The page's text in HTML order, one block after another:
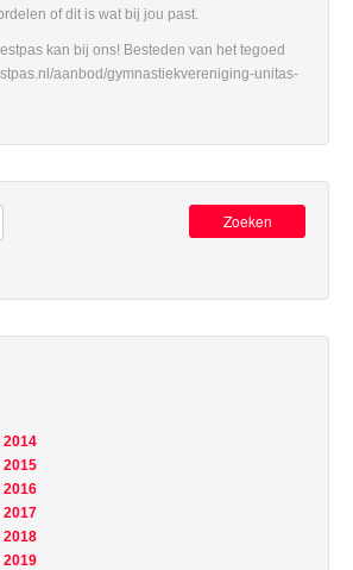
of dit is wat bij jou past.
kan bij ons! Besteden van het tegoed
aanbod/gymnastiekvereniging-unitas-
2014
2015
2016
2017
2018
2019